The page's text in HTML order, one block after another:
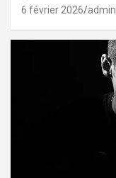
6 février 2026 admin